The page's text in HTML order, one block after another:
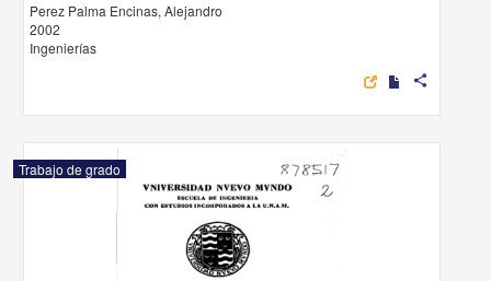
Perez Palma Encinas, Alejandro
2002
Ingenierías
share
Trabajo de grado